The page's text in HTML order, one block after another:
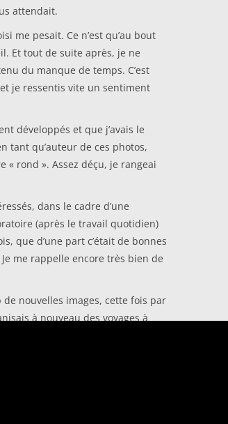
attendait.
me pesait. Ce n’est qu’au bout
Et tout de suite après, je ne
du manque de temps. C’est
je ressentis vite un sentiment
développés et que j’avais le
tant qu’auteur de ces photos,
« rond ». Assez déçu, je rangeai
dans le cadre d’une
(après le travail quotidien)
que d’une part c’était de bonnes
me rappelle encore très bien de
de nouvelles images, cette fois par
à nouveau des voyages à